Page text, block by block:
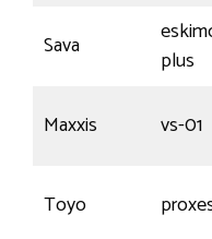
Sava
plus
Maxxis vs-01
Toyo